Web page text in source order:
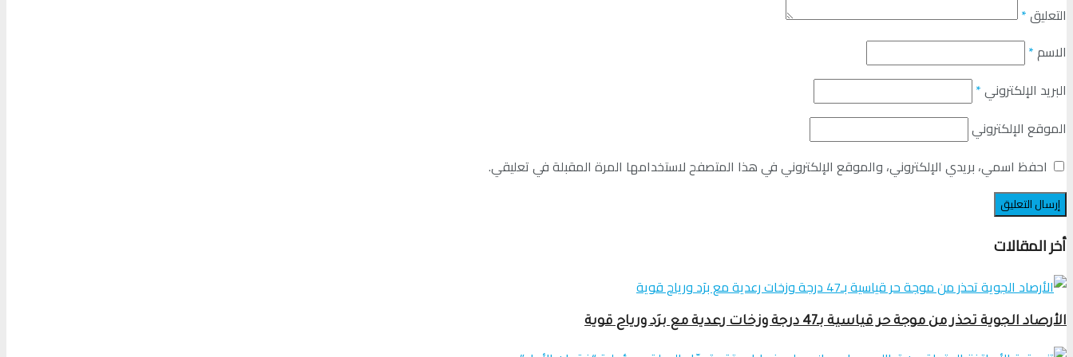
التعليق*
الاسم*
البريد الإلكتروني*
الموقع الإلكتروني
احفظ اسمي، بريدي الإلكتروني، والموقع الإلكتروني في هذا المتصفح لاستخدامها المرة المقبلة في تعليقي.
أخر المقالات
الأرصاد الجوية تحذر من موجة حر قياسية بـ47 درجة وزخات رعدية مع برَد ورياح قوية